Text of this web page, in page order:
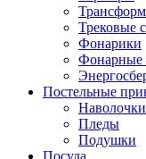
Трековые
Фонарики
Фонарные
Постельные
Пледы
Подушки
Посуда